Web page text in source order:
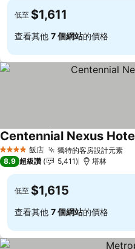
低至 $1,611
查看其他 7 個網站的價格
4 星級 飯店 獨特的客房設計元素查
Centennial Nexus
8.9 超級讚 5,411 塔林
低至 $1,615
查看其他 7 個網站的價格